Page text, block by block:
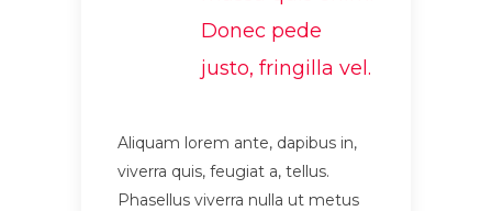
Donec pede
justo, fringilla vel.
Aliquam lorem ante, dapibus in,
viverra quis, feugiat a, tellus.
Phasellus viverra nulla ut metus